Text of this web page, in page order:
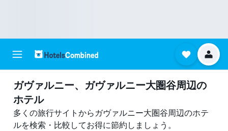
ガヴァルニー​、ガヴァルニー大圏谷周辺の
ホテル
多くの旅行サイトからガヴァルニー大圏谷周辺のホテ
ルを検索・比較してお得に節約しましょう。